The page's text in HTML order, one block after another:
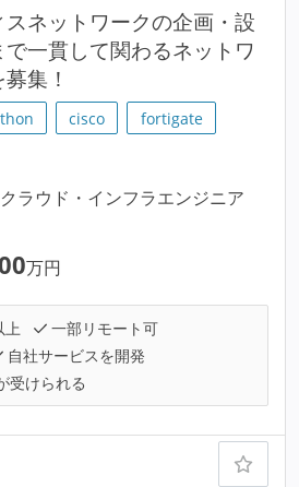
ネットワークの企画・設
一貫して関わるネットワ
集！
cisco
fortigate
クラウド・インフラエンジニア
万円
上
一部リモート可
自社サービスを開発
受けられる